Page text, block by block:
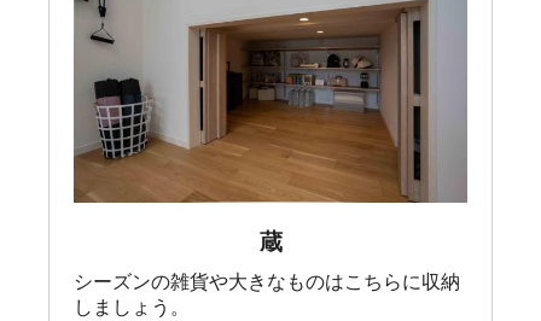
蔵
シーズンの雑貨や大きなものはこちらに収納
しましょう。